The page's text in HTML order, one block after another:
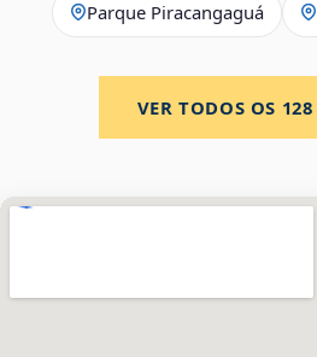
Parque Piracangaguá
VER TODOS OS 128